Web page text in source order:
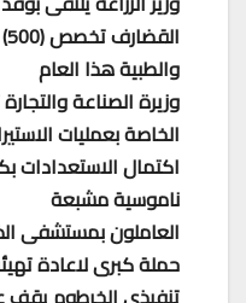
والطبية هذا العام
وزيرة الصناعة
الخاصة بعمليات
اكتمال الاستعدادات
ناموسية مشبعة
العاملون بمستشفى
حملة كبرى لاعادة